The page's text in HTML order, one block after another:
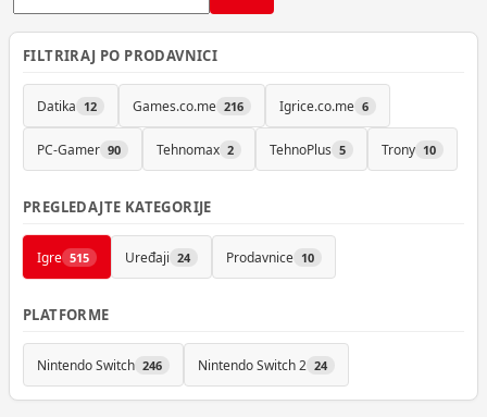
FILTRIRAJ PO PRODAVNICI
Datika 12 Games.co.me 216 Igrice.co.me 6
PC-Gamer 90 Tehnomax 2 TehnoPlus 5 Trony 10
PREGLEDAJTE KATEGORIJE
Igre 515 Uređaji 24 Prodavnice 10
PLATFORME
Nintendo Switch 246 Nintendo Switch 2 24